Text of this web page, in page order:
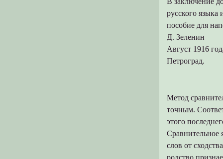
русского
пособие для
Д. Зеленин
Август 1916
Петроград.
Метод
точным.
этого
Сравнительное
слов от